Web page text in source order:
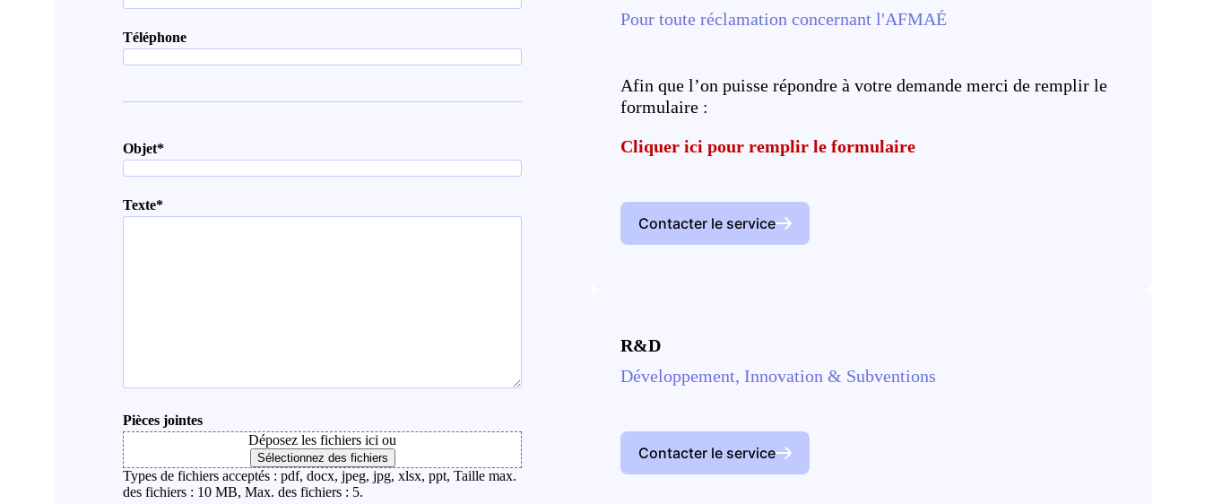
Téléphone
Objet*
Texte*
Pièces jointes
Déposez les fichiers ici ou
Sélectionnez des fichiers
Types de fichiers acceptés : pdf, docx, jpeg, jpg, xlsx, ppt, Taille max.
des fichiers : 10 MB, Max. des fichiers : 5.
Pour toute réclamation concernant l'AFMAÉ
Afin que l’on puisse répondre à votre demande merci de remplir le
formulaire :
Cliquer ici pour remplir le formulaire
Contacter le service
R&D
Développement, Innovation & Subventions
Contacter le service